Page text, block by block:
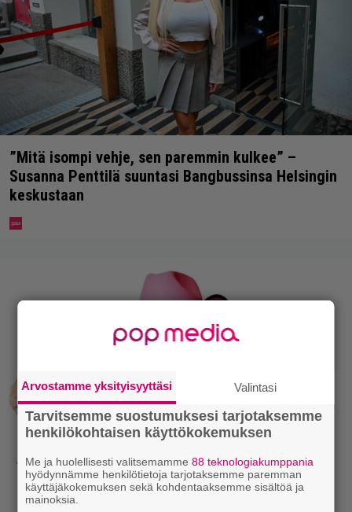
”Mitä isompi vehje, sen paremmin kulkee” –
Susanna Penttilä suuntasi Bangbussinsa Helsingin
keskustaan
Arvostamme yksityisyyttäsi Valintasi
Tarvitsemme suostumuksesi tarjotaksemme
henkilökohtaisen käyttökokemuksen
Me ja huolellisesti valitsemamme88 teknologiakumppania
hyödynnämme henkilötietoja tarjotaksemme paremman
käyttäjäkokemuksen sekä kohdentaaksemme sisältöä ja
mainoksia.